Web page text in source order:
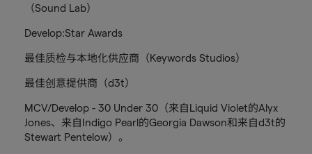
（Sound Lab）
Develop:Star Awards
最佳质检与本地化供应商（Keywords Studios）
最佳创意提供商（d3t）
MCV/Develop - 30 Under 30（来自Liquid Violet的Alyx
Jones、来自Indigo Pearl的Georgia Dawson和来自d3t的
Stewart Pentelow）。